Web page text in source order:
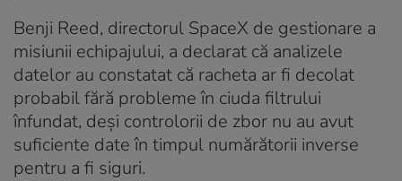
Benji Reed, directorul SpaceX de gestionare a
misiunii echipajului, a declarat că analizele
datelor au constatat că racheta ar fi decolat
probabil fără probleme în ciuda filtrului
înfundat, deși controlorii de zbor nu au avut
suficiente date în timpul numărătorii inverse
pentru a fi siguri.